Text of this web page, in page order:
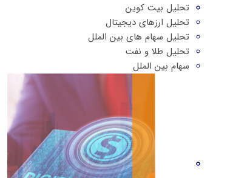
تحلیل بیت کوین
تحلیل ارزهای دیجیتال
تحلیل سهام های بین الملل
تحلیل طلا و نفت
سهام بین الملل